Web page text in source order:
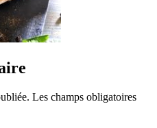
Les champs obligatoires